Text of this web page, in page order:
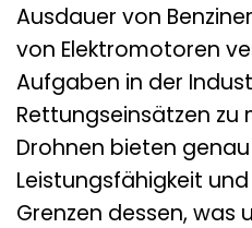
Ausdauer von
von Elektromotoren
Aufgaben in der
Rettungseinsätzen zu
Drohnen bieten
Leistungsfähigkeit
Grenzen dessen, was